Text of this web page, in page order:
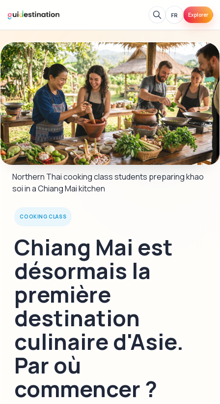
FR Explorer
Northern Thai cooking class students preparing khao
soi in a Chiang Mai kitchen
COOKING CLASS
Chiang Mai est
désormais la
première
destination
culinaire d'Asie.
Par où
commencer ?